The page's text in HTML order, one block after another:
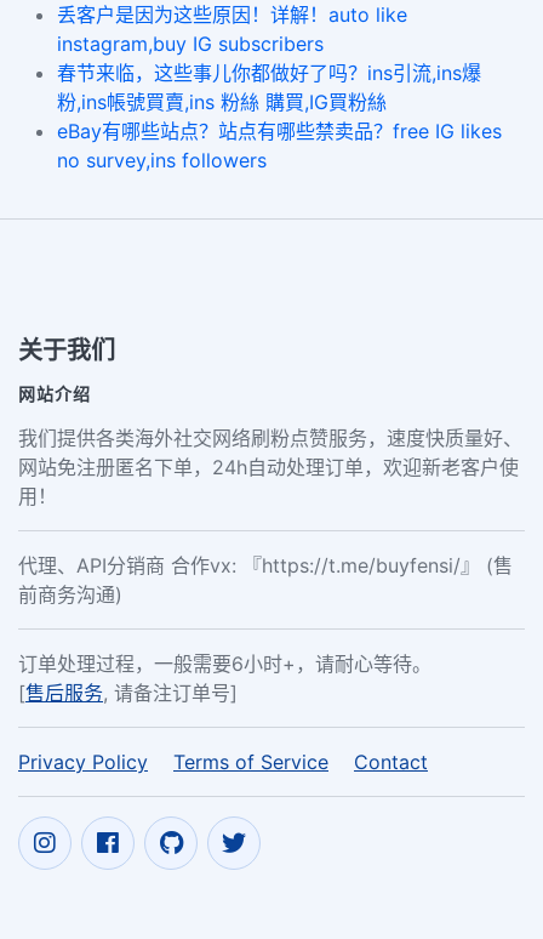
丢客户是因为这些原因！详解！auto like
instagram,buy IG subscribers
春节来临，这些事儿你都做好了吗？ins引流,ins爆
粉,ins帳號買賣,ins 粉絲 購買,IG買粉絲
eBay有哪些站点？站点有哪些禁卖品？free IG likes
no survey,ins followers
关于我们
网站介绍
我们提供各类海外社交网络刷粉点赞服务，速度快质量好、
网站免注册匿名下单，24h自动处理订单，欢迎新老客户使
用！
代理、API分销商 合作vx: 『https://t.me/buyfensi/』 (售
前商务沟通)
订单处理过程，一般需要6小时+，请耐心等待。
[售后服务, 请备注订单号]
Privacy Policy Terms of Service Contact